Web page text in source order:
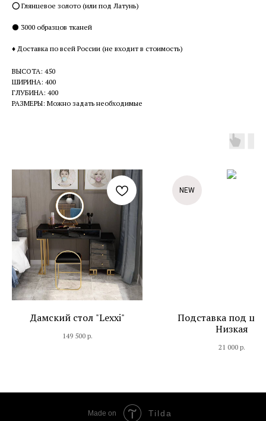
⭕️ Глянцевое золото (или под Латунь)
⚫️ 3000 образцов тканей
♦️ Доставка по всей России (не входит в стоимость)
ВЫСОТА: 450
ШИРИНА: 400
ГЛУБИНА: 400
РАЗМЕРЫ: Можно задать необходимые
Дамский стол "Lexxi"
149 500 р.
NEW
Подставка под
Низкая
21 000 р.
Made on Tilda